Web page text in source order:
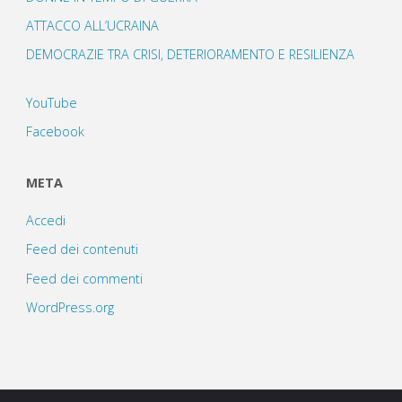
ATTACCO ALL’UCRAINA
DEMOCRAZIE TRA CRISI, DETERIORAMENTO E RESILIENZA
YouTube
Facebook
META
Accedi
Feed dei contenuti
Feed dei commenti
WordPress.org